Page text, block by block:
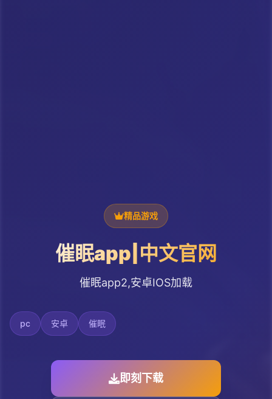
精品游戏
催眠app|中文官网
催眠app2,安卓IOS加载
pc 安卓 催眠
即刻下载